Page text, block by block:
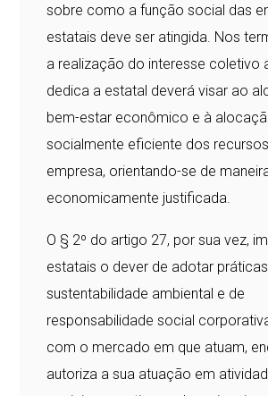
sobre como a função social das
estatais deve ser atingida. Nos
a realização do interesse coletivo
dedica a estatal deverá visar ao
bem-estar econômico e à
socialmente eficiente dos
empresa, orientando-se de
economicamente justificada.
O § 2º do artigo 27, por sua vez,
estatais o dever de adotar
sustentabilidade ambiental e de
responsabilidade social
com o mercado em que atuam,
autoriza a sua atuação em